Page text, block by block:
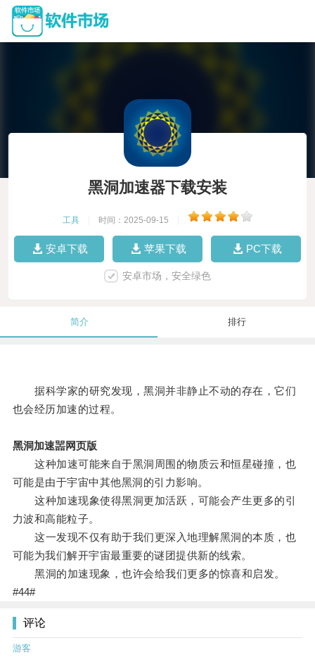
黑洞加速器下载安装
工具 时间：2025-09-15
安卓下载 苹果下载 PC下载
安卓市场，安全绿色
简介 排行
据科学家的研究发现，黑洞并非静止不动的存在，它们
也会经历加速的过程。
黑洞加速噐网页版
这种加速可能来自于黑洞周围的物质云和恒星碰撞，也
可能是由于宇宙中其他黑洞的引力影响。
这种加速现象使得黑洞更加活跃，可能会产生更多的引
力波和高能粒子。
这一发现不仅有助于我们更深入地理解黑洞的本质，也
可能为我们解开宇宙最重要的谜团提供新的线索。
黑洞的加速现象，也许会给我们更多的惊喜和启发。
#44#
评论
游客